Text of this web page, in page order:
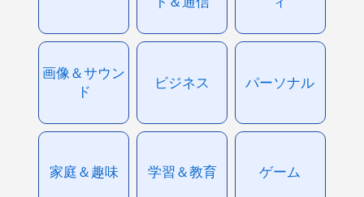
画像＆サウン
ド
ビジネス パーソナル
家庭＆趣味 学習＆教育 ゲーム